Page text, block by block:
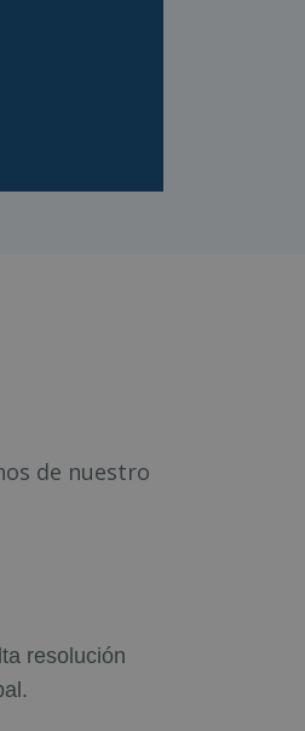
de nuestro
resolución